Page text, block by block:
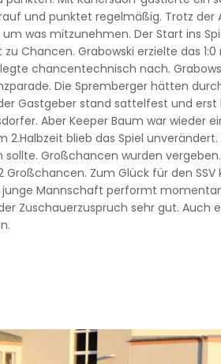
und punktet regelmäßig. Trotz der
was mitzunehmen. Der Start ins
Chancen. Grabowski erzielte das
chancentechnisch nach.
Die Spremberger hätten
Gastgeber stand sattelfest und erst
Aber Keeper Baum war wieder
blieb das Spiel unverändert.
Großchancen wurden
Zum Glück für den SSV
junge Mannschaft performt
Zuschauerzuspruch sehr gut. Auch